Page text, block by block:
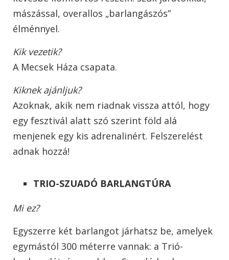
mászással, overallos „barlangászós”
élménnyel.
Kik vezetik?
A Mecsek Háza csapata.
Kiknek ajánljuk?
Azoknak, akik nem riadnak vissza attól, hogy
egy fesztivál alatt szó szerint föld alá
menjenek egy kis adrenalinért. Felszerelést
adnak hozzá!
TRIO-SZUADÓ BARLANGTÚRA
Mi ez?
Egyszerre két barlangot járhatsz be, amelyek
egymástól 300 méterre vannak: a Trió-